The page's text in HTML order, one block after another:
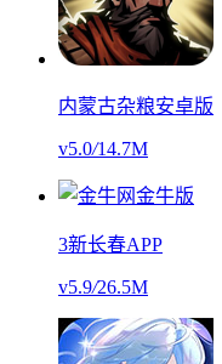
内蒙古杂粮安卓版
v5.0/14.7M
3新长春APP
v5.9/26.5M